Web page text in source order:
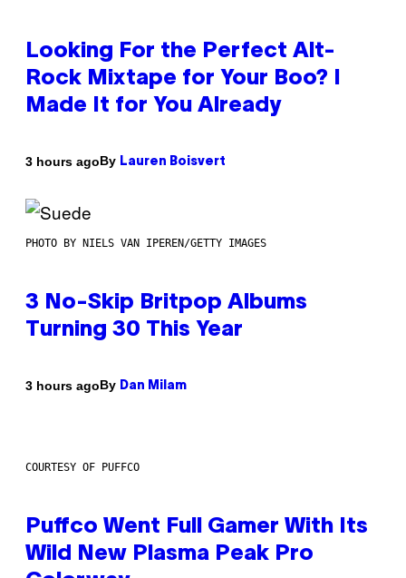
Looking For the Perfect Alt-
Rock Mixtape for Your Boo? I
Made It for You Already
3 hours agoBy Lauren Boisvert
PHOTO BY NIELS VAN IPEREN/GETTY IMAGES
3 No-Skip Britpop Albums
Turning 30 This Year
3 hours agoBy Dan Milam
COURTESY OF PUFFCO
Puffco Went Full Gamer With Its
Wild New Plasma Peak Pro